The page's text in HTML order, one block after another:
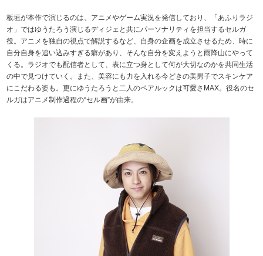
板垣が本作で演じるのは、アニメやゲーム実況を発信しており、「あふりラジ
オ」ではゆうたろう演じるディジェと共にパーソナリティを担当するセルガ
役。アニメを独自の視点で解説するなど、自身の企画を成立させるため、時に
自分自身を追い込みすぎる癖があり、そんな自分を変えようと雨降山にやって
くる。ラジオでも配信者として、表に立つ身として何が大切なのかを共同生活
の中で見つけていく。また、美容にも力を入れる今どきの美男子でスキンケア
にこだわる姿も。更にゆうたろうと二人のペアルックは可愛さMAX。役名のセ
ルガはアニメ制作過程の“セル画”が由来。